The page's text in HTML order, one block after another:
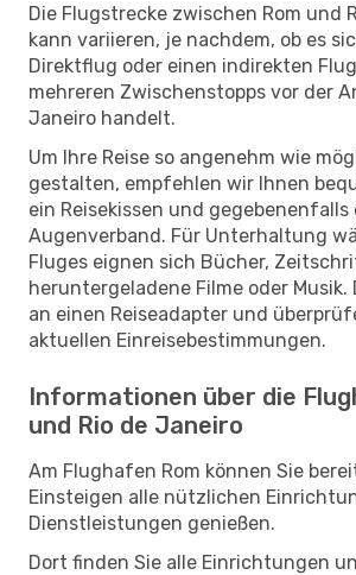
Die Flugstrecke zwischen Rom und
kann variieren, je nachdem, ob es
Direktflug oder einen indirekten
mehreren Zwischenstopps vor der
Janeiro handelt.
Um Ihre Reise so angenehm wie
gestalten, empfehlen wir Ihnen
ein Reisekissen und gegebenenfalls
Augenverband. Für Unterhaltung
Fluges eignen sich Bücher,
heruntergeladene Filme oder Musik.
an einen Reiseadapter und
aktuellen Einreisebestimmungen.
Informationen über die
und Rio de Janeiro
Am Flughafen Rom können Sie
Einsteigen alle nützlichen
Dienstleistungen genießen.
Dort finden Sie alle Einrichtungen